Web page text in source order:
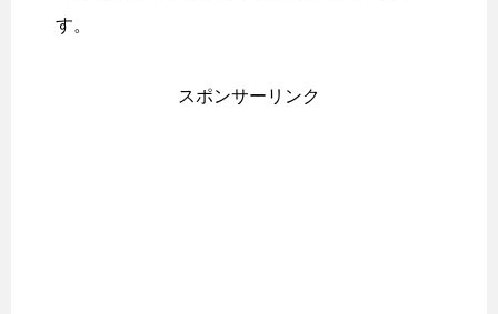
す。
スポンサーリンク